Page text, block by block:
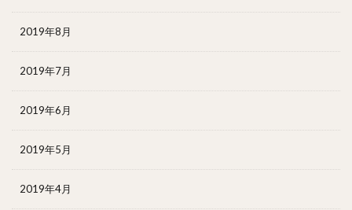
2019年8月
2019年7月
2019年6月
2019年5月
2019年4月